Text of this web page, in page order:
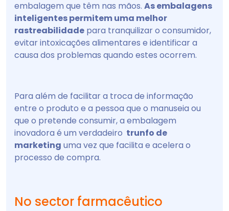
embalagem que têm nas mãos. As embalagens
inteligentes permitem uma melhor
rastreabilidade para tranquilizar o consumidor,
evitar intoxicações alimentares e identificar a
causa dos problemas quando estes ocorrem.
Para além de facilitar a troca de informação
entre o produto e a pessoa que o manuseia ou
que o pretende consumir, a embalagem
inovadora é um verdadeiro trunfo de
marketing uma vez que facilita e acelera o
processo de compra.
No sector farmacêutico